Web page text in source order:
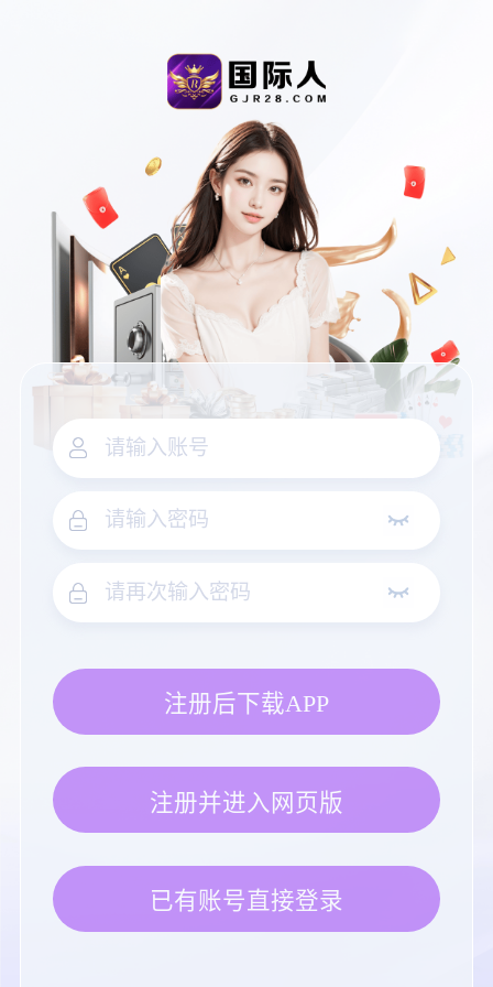
注册后下载APP
注册并进入网页版
已有账号直接登录